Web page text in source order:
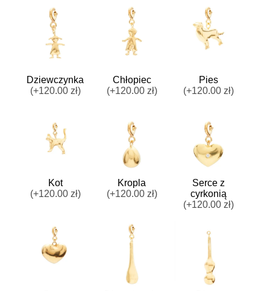
Dziewczynka
(+120.00 zł)
Chłopiec
(+120.00 zł)
Pies
(+120.00 zł)
Kot
(+120.00 zł)
Kropla
(+120.00 zł)
Serce z
cyrkonią
(+120.00 zł)